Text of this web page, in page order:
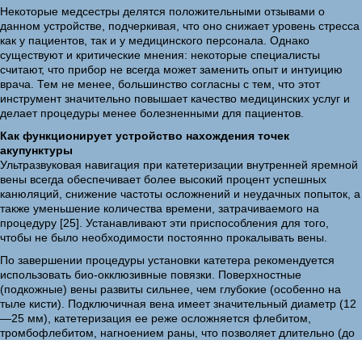
Некоторые медсестры делятся положительными отзывами о
данном устройстве, подчеркивая, что оно снижает уровень стресса
как у пациентов, так и у медицинского персонала. Однако
существуют и критические мнения: некоторые специалисты
считают, что прибор не всегда может заменить опыт и интуицию
врача. Тем не менее, большинство согласны с тем, что этот
инструмент значительно повышает качество медицинских услуг и
делает процедуры менее болезненными для пациентов.
Как функционирует устройство нахождения точек
акупунктуры
Ультразвуковая навигация при катетеризации внутренней яремной
вены всегда обеспечивает более высокий процент успешных
канюляций, снижение частоты осложнений и неудачных попыток, а
также уменьшение количества времени, затрачиваемого на
процедуру [25]. Устанавливают эти приспособления для того,
чтобы не было необходимости постоянно прокалывать вены.
По завершении процедуры установки катетера рекомендуется
использовать био-окклюзивные повязки. Поверхностные
(подкожные) вены развиты сильнее, чем глубокие (особенно на
тыле кисти). Подключичная вена имеет значительный диаметр (12
—25 мм), катетеризация ее реже осложняется флебитом,
тромбофлебитом, нагноением раны, что позволяет длительно (до